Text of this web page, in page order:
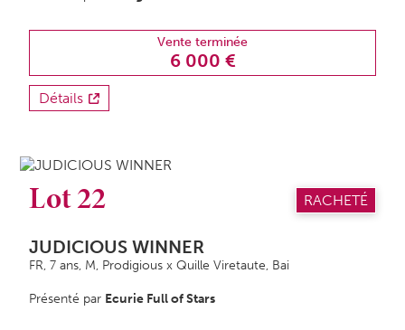
Vente terminée
6 000 €
Détails
Lot 22 RACHETÉ
JUDICIOUS WINNER
FR, 7 ans, M, Prodigious x Quille Viretaute, Bai
Présenté par Ecurie Full of Stars